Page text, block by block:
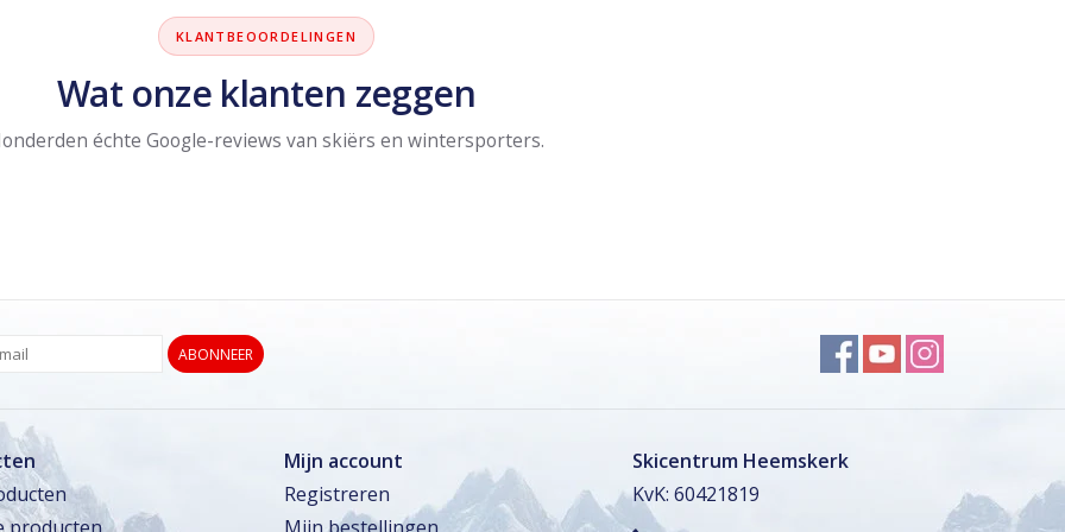
KLANTBEOORDELINGEN
Wat onze klanten zeggen
échte Google-reviews van skiërs en wintersporters.
ABONNEER
Mijn account
Registreren
Skicentrum Heemskerk
KvK: 60421819